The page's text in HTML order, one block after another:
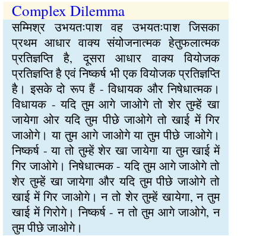
Complex Dilemma
सम्मिश्र उभयतःपाश वह उभयतःपाश जिसका
प्रथम आधार वाक्य संयोजनात्मक हेतुफलात्मक
प्रतिज्ञप्ति है, दूसरा आधार वाक्य वियोजक
प्रतिज्ञप्ति है एवं निष्कर्ष भी एक वियोजक प्रतिज्ञप्ति
है। इसके दो रूप हैं - विधायक और निषेधात्मक।
विधायक - यदि तुम आगे जाओगे तो शेर तुम्हें खा
जायेगा ओर यदि तुम पीछे जाओगे तो खाई में गिर
जाओगे। या तुम आगे जाओगे या तुम पीछे जाओगे।
निष्कर्ष - या तो तुम्हें शेर खा जायेगा या तुम खाई में
गिर जाओगे। निषेधात्मक - यदि तुम आगे जाओगे तो
शेर तुम्हें खा जायेगा और यदि तुम पीछे जाओगे तो
खाई में गिर जाओगे। न तो शेर तुम्हें खायेगा, न तुम
खाई में गिरोगे। निष्कर्ष - न तो तुम आगे जाओगे, न
तुम पीछे जाओगे।